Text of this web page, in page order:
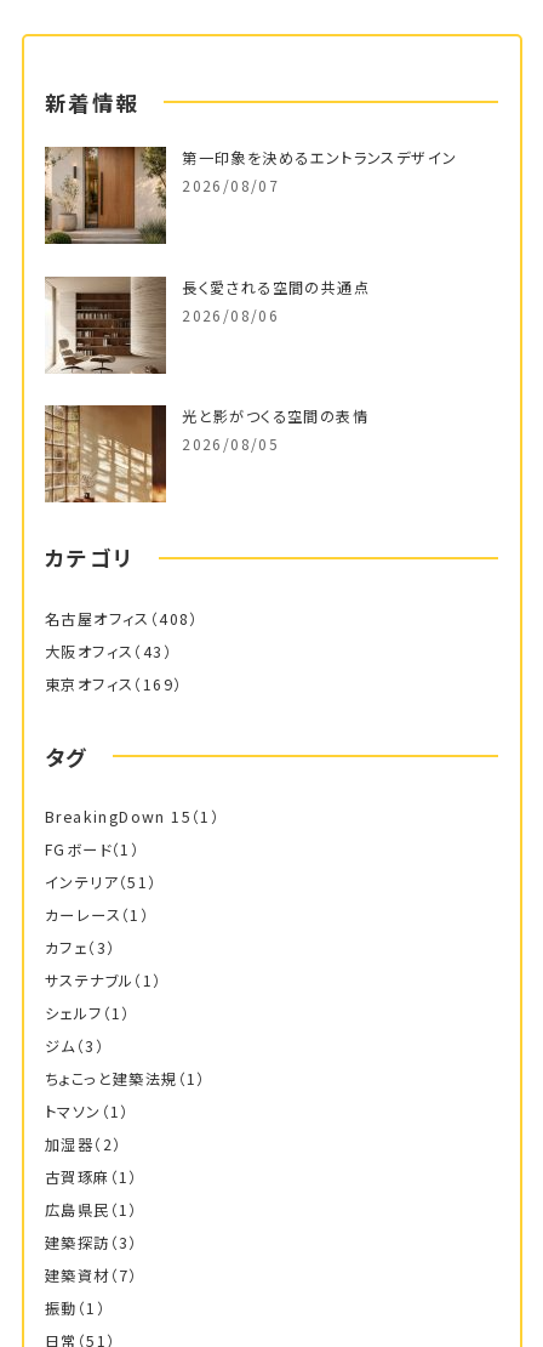
新着情報
第一印象を決めるエントランスデザイン
2026/08/07
長く愛される空間の共通点
2026/08/06
光と影がつくる空間の表情
2026/08/05
カテゴリ
名古屋オフィス （408）
大阪オフィス （43）
東京オフィス （169）
タグ
BreakingDown 15 （1）
FGボード（1）
インテリア（51）
カーレース （1）
カフェ（3）
サステナブル （1）
シェルフ （1）
ジム（3）
ちょこっと建築法規 （1）
トマソン （1）
加湿器（2）
古賀琢麻 （1）
広島県民 （1）
建築探訪 （3）
建築資材（7）
振動 （1）
日常 （51）